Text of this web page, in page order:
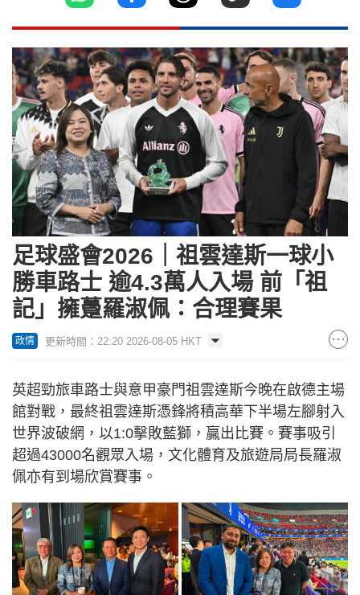
足球盛會2026｜祖雲達斯一球小
勝車路士 逾4.3萬人入場 前「祖
記」擁躉羅淑佩：合理賽果
政情 更新時間：22:20 2026-08-05 HKT
英超勁旅車路士與意甲豪門祖雲達斯今晚在啟德主場
館對戰，最終祖雲達斯憑鋒將積高華下半場左腳射入
世界波破網，以1:0擊敗藍獅，贏出比賽。賽事吸引
超過43000名觀眾入場，文化體育及旅遊局局長羅淑
佩亦有到場欣賞賽事。